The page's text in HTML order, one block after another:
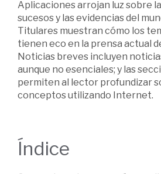
Aplicaciones arrojan luz sobre
sucesos y las evidencias del
Titulares muestran cómo los
tienen eco en la prensa actual
Noticias breves incluyen
aunque no esenciales; y las
permiten al lector profundizar
conceptos utilizando Internet.
Índice